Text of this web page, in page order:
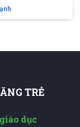
TRẺ
dục